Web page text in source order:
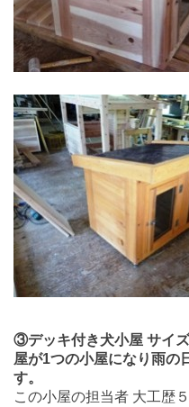
③デッキ付き犬小屋 サイ
屋が1つの小屋になり雨の
す。
この小屋の担当者 大工歴